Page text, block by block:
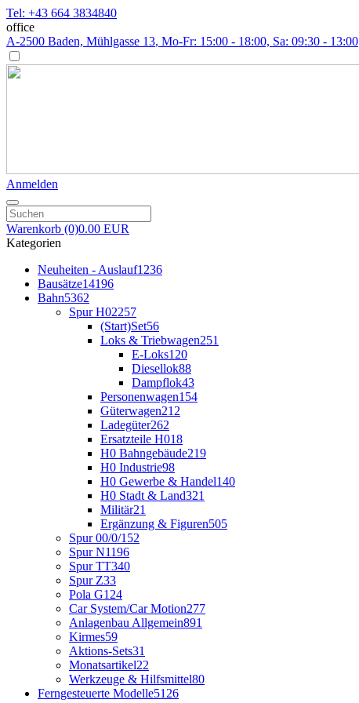
Tel: +43 664 3834840
office
A-2500 Baden, Mühlgasse 13, Mo-Fr: 15:00 - 18:00, Sa: 09:30 - 13:00
Anmelden
Warenkorb (0)0.00 EUR
Kategorien
Neuheiten - Auslauf1236
Bausätze14196
Bahn5362
Spur H02257
(Start)Set56
Loks & Triebwagen251
E-Loks120
Diesellok88
Dampflok43
Personenwagen154
Güterwagen212
Ladegüter262
Ersatzteile H018
H0 Bahngebäude219
H0 Industrie98
H0 Gewerbe & Handel140
H0 Stadt & Land321
Militär21
Ergänzung & Figuren505
Spur 00/0/1 52
Spur N1196
Spur TT340
Spur Z33
Pola G124
Car System/Car Motion277
Anlagenbau Allgemein891
Kirmes59
Aktions-Sets31
Monatsartikel22
Werkzeuge & Hilfsmittel80
Ferngesteuerte Modelle5126